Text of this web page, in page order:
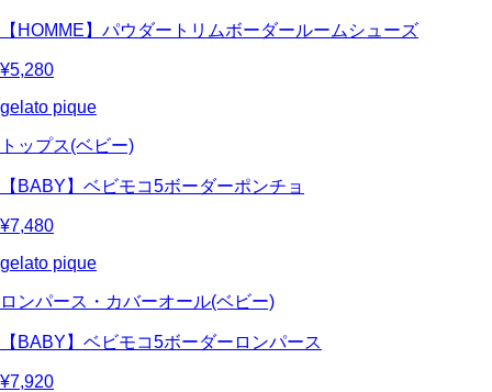
【HOMME】パウダートリムボーダールームシューズ
¥5,280
gelato pique
トップス(ベビー)
【BABY】ベビモコ5ボーダーポンチョ
¥7,480
gelato pique
ロンパース・カバーオール(ベビー)
【BABY】ベビモコ5ボーダーロンパース
¥7,920